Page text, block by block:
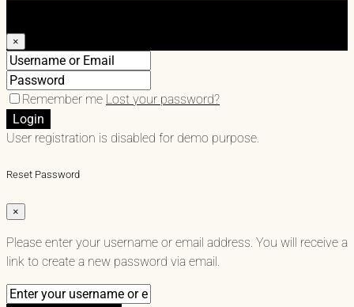
×
Remember me Lost your password?
Login
User registration is disabled for demo purpose.
Reset Password
×
Please enter your username or email address. You will receive a
link to create a new password via email.